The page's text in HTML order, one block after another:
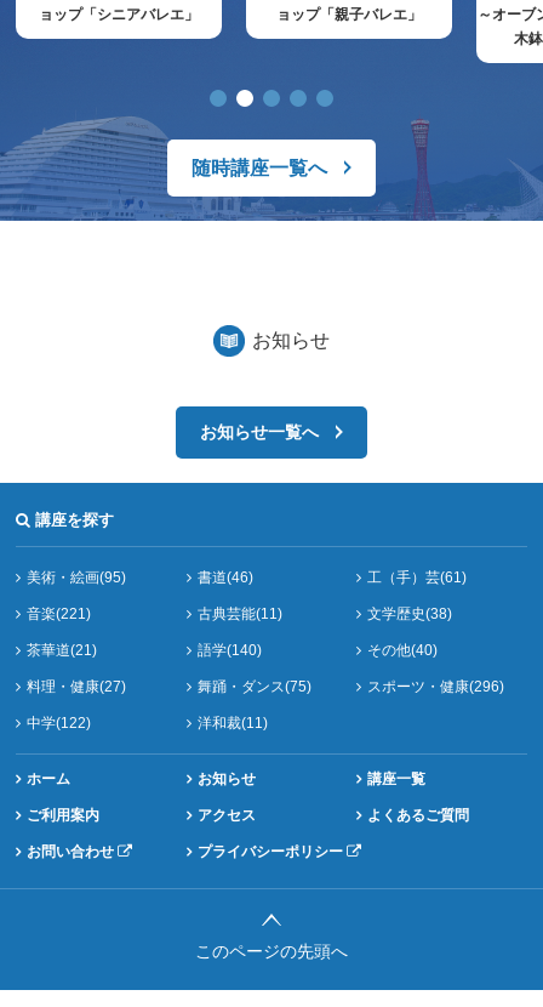
ョップ「シニアバレエ」
ョップ「親子バレエ」
～オーブ
木
随時講座一覧へ
お知らせ
お知らせ一覧へ
講座を探す
美術・絵画(95) 書道(46) 工（手）芸(61)
音楽(221) 古典芸能(11) 文学歴史(38)
茶華道(21) 語学(140) その他(40)
料理・健康(27) 舞踊・ダンス(75) スポーツ・健康(296)
中学(122) 洋和裁(11)
ホーム お知らせ 講座一覧
ご利用案内 アクセス よくあるご質問
お問い合わせ プライバシーポリシー
このページの先頭へ